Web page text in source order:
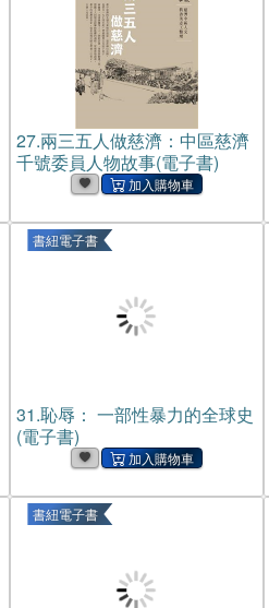
27.兩三五人做慈濟：中區慈濟
千號委員人物故事(電子書)
書紐電子書
31.恥辱： 一部性暴力的全球史
(電子書)
書紐電子書